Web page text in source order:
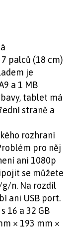
palců (18 cm)
je
a 1 MB
tablet má
straně a
rozhraní
pro něj
ani 1080p
se můžete
n. Na rozdíl
ani USB port.
16 a 32 GB
× 193 mm ×